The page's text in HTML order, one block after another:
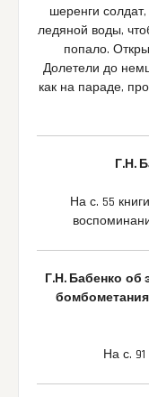
шеренги
ледяной воды,
попало.
Долетели до
как на параде,
Г.Н.
На с. 55
Г.Н. Бабенко об
На с.